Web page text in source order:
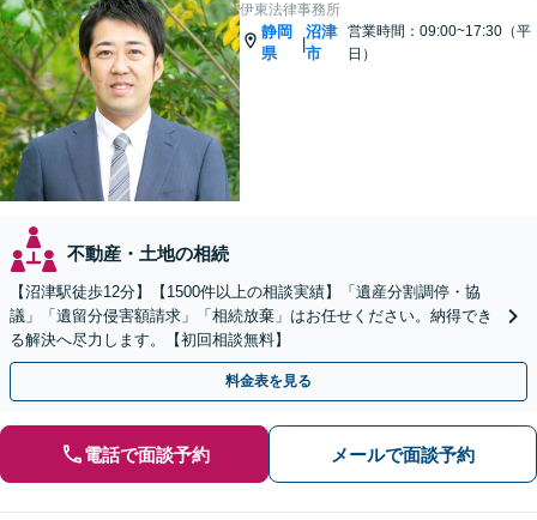
伊東法律事務所
静岡
県
|
沼津
市
営業時間：09:00~17:30（平
日）
不動産・土地の相続
【沼津駅徒歩12分】【1500件以上の相談実績】「遺産分割調停・協
議」「遺留分侵害額請求」「相続放棄」はお任せください。納得でき
る解決へ尽力します。【初回相談無料】
料金表を見る
電話で面談予約 メールで面談予約